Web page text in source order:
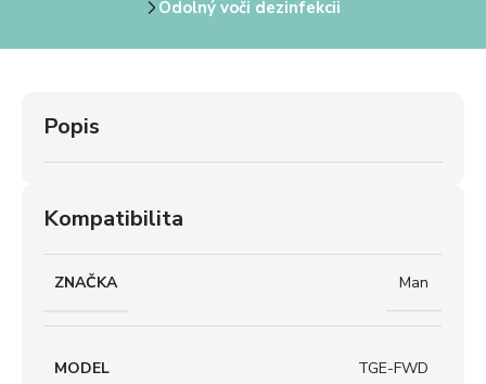
Odolný voči dezinfekcii
Popis
Kompatibilita
ZNAČKA Man
MODEL TGE-FWD